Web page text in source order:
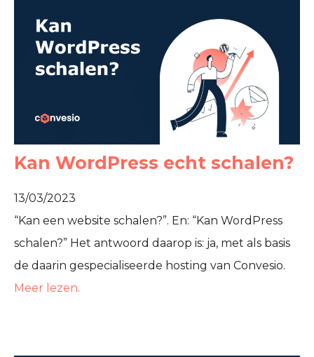
Kan WordPress echt schalen?
13/03/2023
“Kan een website schalen?”. En: “Kan WordPress
schalen?” Het antwoord daarop is: ja, met als basis
de daarin gespecialiseerde hosting van Convesio.
Meer lezen.